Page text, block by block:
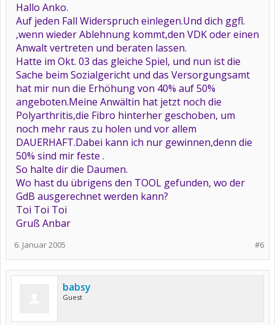
Hallo Anko.
Auf jeden Fall Widerspruch einlegen.Und dich ggfl.
,wenn wieder Ablehnung kommt,den VDK oder einen
Anwalt vertreten und beraten lassen.
Hatte im Okt. 03 das gleiche Spiel, und nun ist die
Sache beim Sozialgericht und das Versorgungsamt
hat mir nun die Erhöhung von 40% auf 50%
angeboten.Meine Anwältin hat jetzt noch die
Polyarthritis,die Fibro hinterher geschoben, um
noch mehr raus zu holen und vor allem
DAUERHAFT.Dabei kann ich nur gewinnen,denn die
50% sind mir feste .
So halte dir die Daumen.
Wo hast du übrigens den TOOL gefunden, wo der
GdB ausgerechnet werden kann?
Toi Toi Toi
Gruß Anbar
#6
6. Januar 2005
babsy
Guest